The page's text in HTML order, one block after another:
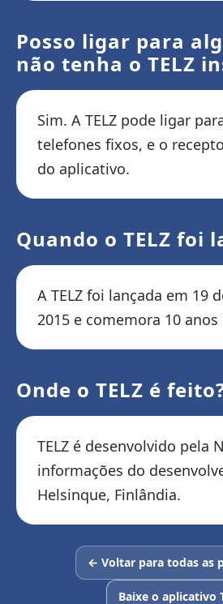
Posso ligar para
não tenha o TELZ
Sim. A TELZ pode ligar
telefones fixos, e o
do aplicativo.
Quando o TELZ foi
A TELZ foi lançada em 19
2015 e comemora 10 anos
Onde o TELZ é
TELZ é desenvolvido pela
informações do
Helsinque, Finlândia.
← Voltar para todas as
Baixe o aplicativo